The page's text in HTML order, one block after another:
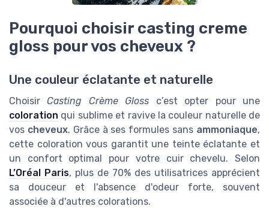
Pourquoi choisir casting creme
gloss pour vos cheveux ?
Une couleur éclatante et naturelle
ChoisirCasting Crème Gloss c’est opter pour une
coloration qui sublime et ravive la couleur naturelle de
vos cheveux. Grâce à ses formules sans ammoniaque,
cette coloration vous garantit une teinte éclatante et
un confort optimal pour votre cuir chevelu. Selon
L’Oréal Paris, plus de 70% des utilisatrices apprécient
sa douceur et l'absence d'odeur forte, souvent
associée à d'autres colorations.